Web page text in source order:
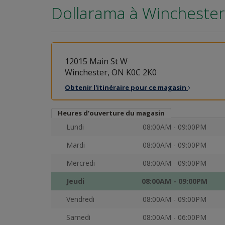
Dollarama à
12015 Main St W
Winchester, ON K0C 2K0
Obtenir l'itinéraire pour ce magasin
Heures d’ouverture du magasin
Lundi
08:00AM - 09:00PM
Mardi
08:00AM - 09:00PM
Mercredi
08:00AM - 09:00PM
Jeudi
08:00AM - 09:00PM
Vendredi
08:00AM - 09:00PM
Samedi
08:00AM - 06:00PM